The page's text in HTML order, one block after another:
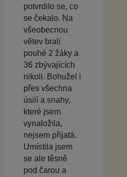
potvrdilo se, co
se čekalo. Na
všeobecnou
větev brali
pouhé 2 žáky a
36 zbývajících
nikoli. Bohužel i
přes všechna
úsilí a snahy,
které jsem
vynaložila,
nejsem přijatá.
Umístila jsem
se ale těsně
pod čarou a